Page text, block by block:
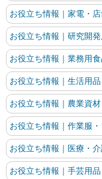
お役立ち情報｜家電・店
お役立ち情報｜研究開
お役立ち情報｜業務用食
お役立ち情報｜生活用品
お役立ち情報｜農業資材
お役立ち情報｜作業服
お役立ち情報｜医療・介
お役立ち情報｜手芸用品